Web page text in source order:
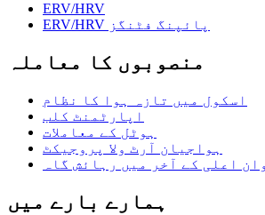
ERV/HRV
ERV/HRV پائپنگ فٹنگز
منصوبوں کا معاملہ
اسکول میں تازہ ہوا کا نظام
اپارٹمنٹ کلب
ہوٹل کے معاملات
ہواجیان آرٹ ولا پروجیکٹ
اعلی کے آخر میں رہائش گاہ
ہمارے بارے میں